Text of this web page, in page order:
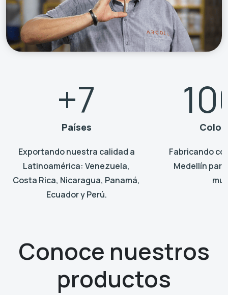
+7
Países
Exportando nuestra calidad a
Latinoamérica: Venezuela,
Costa Rica, Nicaragua, Panamá,
Ecuador y Perú.
Fabricando
Medellín
Conoce nuestros
productos